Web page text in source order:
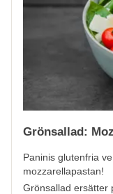
Grönsallad:
Paninis glutenfria
mozzarellapastan!
Grönsallad ersätter